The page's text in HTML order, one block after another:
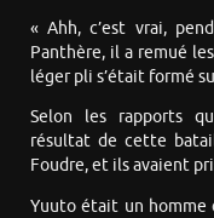
« Ahh, c’est vrai,
Panthère, il a remué
léger pli s’était formé
Selon les rapports
résultat de cette
Foudre, et ils avaient
Yuuto était un homme